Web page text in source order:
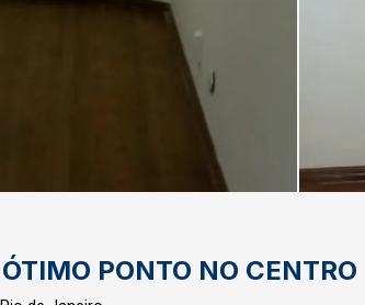
PONTO NO CENTRO